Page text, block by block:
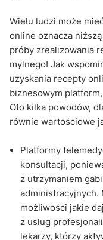
Wielu ludzi może
online oznacza
próby zrealizowania
mylnego! Jak
uzyskania recepty
biznesowym
Oto kilka powodów,
równie wartościowe
Platformy
konsultacji,
z utrzymaniem
administracyjnych.
możliwości jakie
z usług
lekarzy, którzy